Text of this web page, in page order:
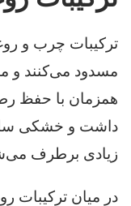
ترکیبات چرب و
مسدود می‌کنند و
همزمان با حفظ
داشت و خشکی
زیادی برطرف
در میان ترکیبات